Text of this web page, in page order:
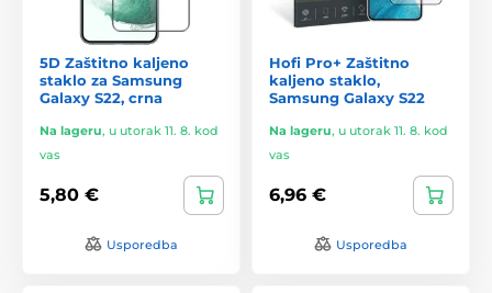
5D Zaštitno kaljeno
staklo za Samsung
Galaxy S22, crna
Na lageru, u utorak 11. 8. kod
vas
5,80 €
Usporedba
Hofi Pro+ Zaštitno
kaljeno staklo,
Samsung Galaxy S22
Na lageru, u utorak 11. 8. kod
vas
6,96 €
Usporedba